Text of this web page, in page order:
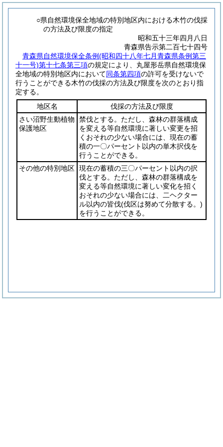
○県自然環境保全地域の特別地区内における木竹の伐採
の方法及び限度の指定
昭和五十三年四月八日
青森県告示第二百七十四号
青森県自然環境保全条例(昭和四十八年七月青森県条例第三
十一号)第十七条第三項の規定により、丸屋形岳県自然環境保
全地域の特別地区内において同条第四項の許可を受けないで
行うことができる木竹の伐採の方法及び限度を次のとおり指
定する。
地区名
伐採の方法及び限度
さい沼野生動植物
保護地区
禁伐とする。ただし、森林の群落構成
を変える等自然環境に著しい変更を招
くおそれの少ない場合には、現在の蓄
積の一〇パーセント以内の単木択伐を
行うことができる。
その他の特別地区 現在の蓄積の三〇パーセント以内の択
伐とする。ただし、森林の群落構成を
変える等自然環境に著しい変化を招く
おそれの少ない場合には、二ヘクター
ル以内の皆伐(伐区は努めて分散する。)
を行うことができる。